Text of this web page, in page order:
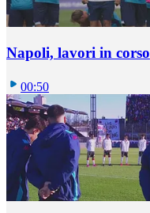
Napoli, lavori in corso
00:50